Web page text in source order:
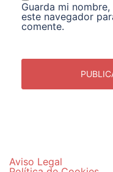
Guarda mi
este navegador
comente.
Aviso Legal